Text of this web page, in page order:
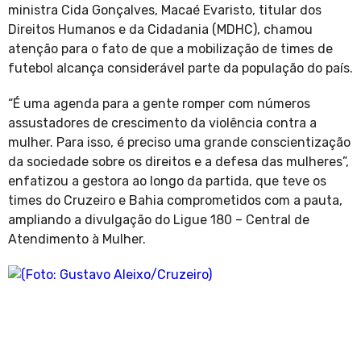
ministra Cida Gonçalves, Macaé Evaristo, titular dos
Direitos Humanos e da Cidadania (MDHC), chamou
atenção para o fato de que a mobilização de times de
futebol alcança considerável parte da população do país.
“É uma agenda para a gente romper com números
assustadores de crescimento da violência contra a
mulher. Para isso, é preciso uma grande conscientização
da sociedade sobre os direitos e a defesa das mulheres”,
enfatizou a gestora ao longo da partida, que teve os
times do Cruzeiro e Bahia comprometidos com a pauta,
ampliando a divulgação do Ligue 180 – Central de
Atendimento à Mulher.